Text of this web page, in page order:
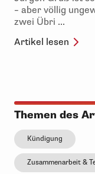
– aber völlig
zwei Übri ...
Artikel lesen
Themen des
Kündigung
Zusammenarbeit &